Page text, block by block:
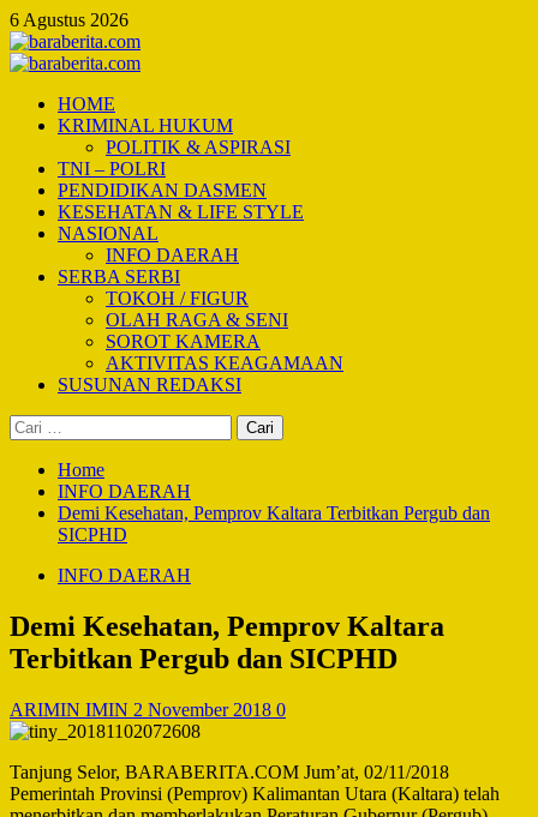
Skip
to
content
6 Agustus 2026
Primary
HOME
KRIMINAL HUKUM
POLITIK & ASPIRASI
TNI – POLRI
PENDIDIKAN DASMEN
KESEHATAN & LIFE STYLE
NASIONAL
INFO DAERAH
SERBA SERBI
TOKOH / FIGUR
OLAH RAGA & SENI
SOROT KAMERA
AKTIVITAS KEAGAMAAN
SUSUNAN REDAKSI
Cari
untuk:
Home
INFO DAERAH
Demi Kesehatan, Pemprov Kaltara Terbitkan Pergub dan
SICPHD
INFO DAERAH
Demi Kesehatan, Pemprov Kaltara
Terbitkan Pergub dan SICPHD
ARIMIN IMIN 2 November 2018 0
Tanjung Selor, BARABERITA.COM Jum’at, 02/11/2018
Pemerintah Provinsi (Pemprov) Kalimantan Utara (Kaltara) telah